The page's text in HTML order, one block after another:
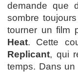
demande que
sombre
tourner un film
Heat. Cette
Replicant, qui
temps. Dans